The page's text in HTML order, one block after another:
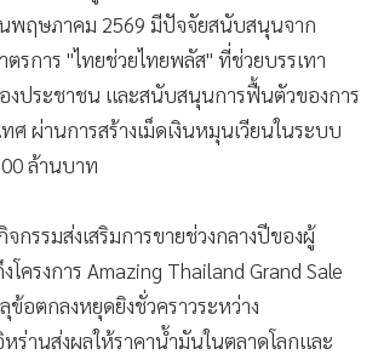
พฤษภาคม 2569 มีปัจจัยสนับสนุนจาก
รการ "ไทยช่วยไทยพลัส" ที่ช่วยบรรเทา
งประชาชน และสนับสนุนการฟื้นตัวของการ
ศ ผ่านการสร้างเม็ดเงินหมุนเวียนในระบบ
ล้านบาท
กรรมส่งเสริมการขายช่วงกลางปีของผู้
ครงการ Amazing Thailand Grand Sale
ข้อตกลงหยุดยิงชั่วคราวระหว่าง
ร่านส่งผลให้ราคาน้ำมันในตลาดโลกและ